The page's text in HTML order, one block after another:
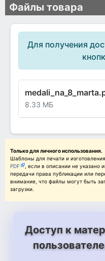
Файлы товара
Для получения
8.33 МБ
Только для личного использования.
Шаблоны для печати и
PDF
, если в описании не
передачи права публикации или
внимание, что файлы могут быть
загрузки.
Доступ к